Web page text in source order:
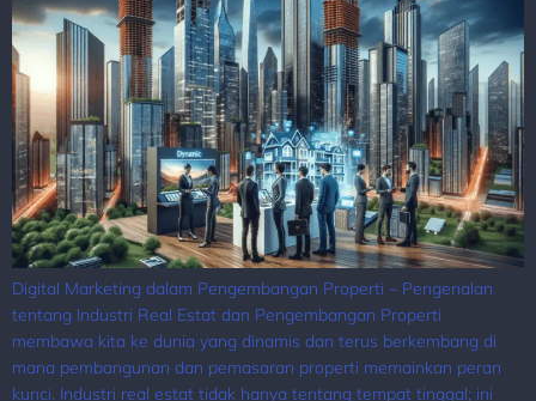
Digital Marketing dalam Pengembangan Properti – Pengenalan
tentang Industri Real Estat dan Pengembangan Properti
membawa kita ke dunia yang dinamis dan terus berkembang di
mana pembangunan dan pemasaran properti memainkan peran
kunci. Industri real estat tidak hanya tentang tempat tinggal; ini